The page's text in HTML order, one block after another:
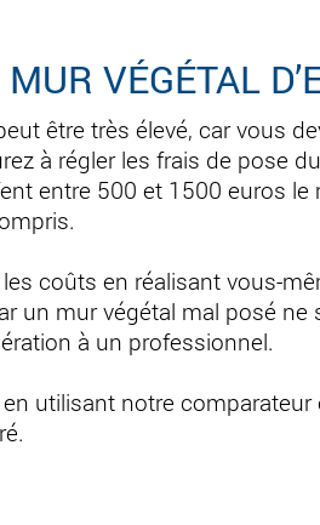
VÉGÉTAL
être très élevé, car vous
à régler les frais de pose
entre 500 et 1500 euros le
coûts en réalisant vous-
un mur végétal mal posé ne
à un professionnel.
utilisant notre comparateur